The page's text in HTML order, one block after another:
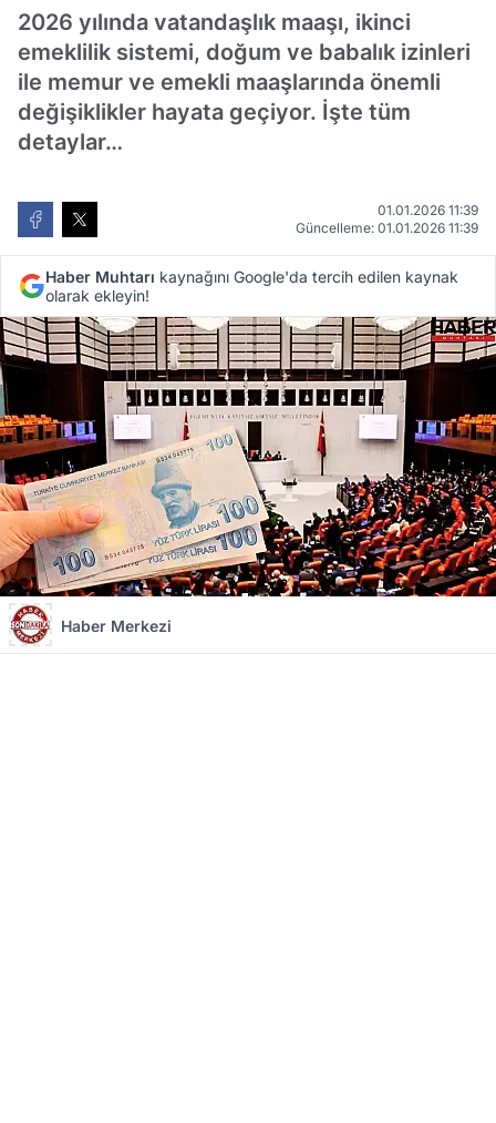
2026 yılında vatandaşlık maaşı, ikinci
emeklilik sistemi, doğum ve babalık izinleri
ile memur ve emekli maaşlarında önemli
değişiklikler hayata geçiyor. İşte tüm
detaylar…
01.01.2026 11:39
Güncelleme: 01.01.2026 11:39
Haber Muhtarı kaynağını Google'da tercih edilen kaynak
olarak ekleyin!
Haber Merkezi